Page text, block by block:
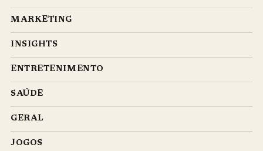
MARKETING
INSIGHTS
ENTRETENIMENTO
SAÚDE
GERAL
JOGOS